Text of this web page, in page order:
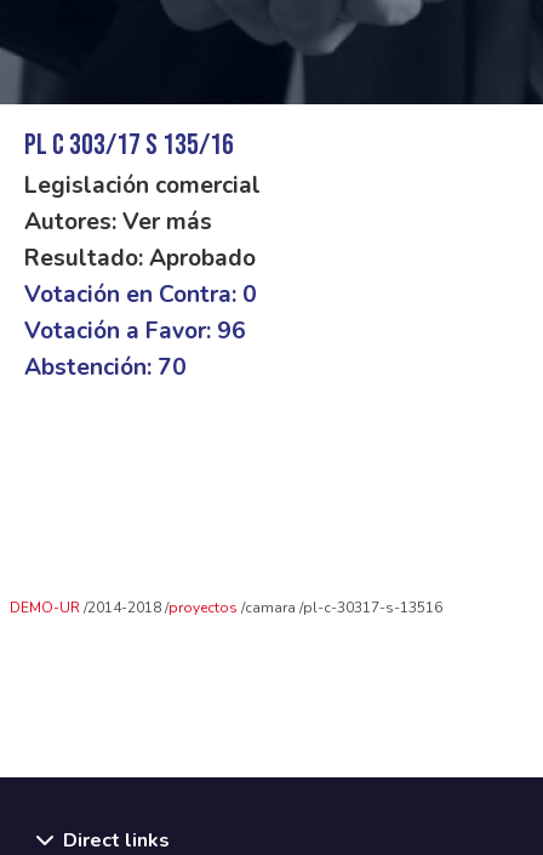
PL C 303/17 S 135/16
Legislación comercial
Autores: Ver más
Resultado: Aprobado
Votación en Contra: 0
Votación a Favor: 96
Abstención: 70
DEMO-UR 2014-2018 proyectos camara pl-c-30317-s-13516
Direct links